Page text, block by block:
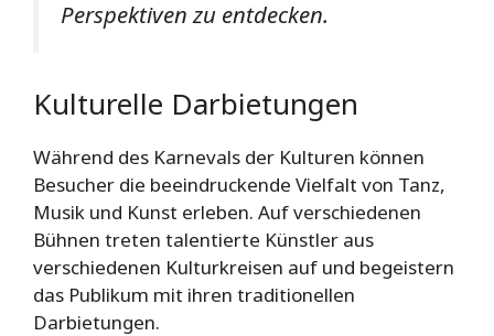
Perspektiven zu entdecken.
Kulturelle Darbietungen
Während des Karnevals der Kulturen können
Besucher die beeindruckende Vielfalt von Tanz,
Musik und Kunst erleben. Auf verschiedenen
Bühnen treten talentierte Künstler aus
verschiedenen Kulturkreisen auf und begeistern
das Publikum mit ihren traditionellen
Darbietungen.